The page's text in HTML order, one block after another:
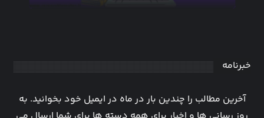
خبرنامه
آخرین مطالب را چندین بار در ماه در ایمیل خود بخوانید. به